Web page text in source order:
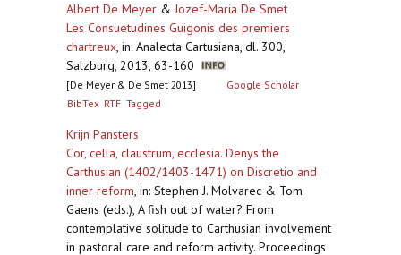
Albert De Meyer & Jozef-Maria De Smet
Les Consuetudines Guigonis des premiers
chartreux, in: Analecta Cartusiana, dl. 300,
Salzburg, 2013, 63-160
[De Meyer & De Smet 2013]
Google Scholar
BibTex RTF Tagged
Krijn Pansters
Cor, cella, claustrum, ecclesia. Denys the
Carthusian (1402/1403-1471) on Discretio and
inner reform, in: Stephen J. Molvarec & Tom
Gaens (eds.), A fish out of water? From
contemplative solitude to Carthusian involvement
in pastoral care and reform activity. Proceedings